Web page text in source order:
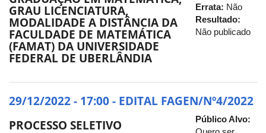
GRAU LICENCIATURA,
MODALIDADE A DISTÂNCIA DA
FACULDADE DE MATEMÁTICA
(FAMAT) DA UNIVERSIDADE
FEDERAL DE UBERLÂNDIA
Errata: Não
Resultado:
Não publicado
29/12/2022 - 17:00 - EDITAL FAGEN/Nº4/2022
PROCESSO SELETIVO
Público Alvo: